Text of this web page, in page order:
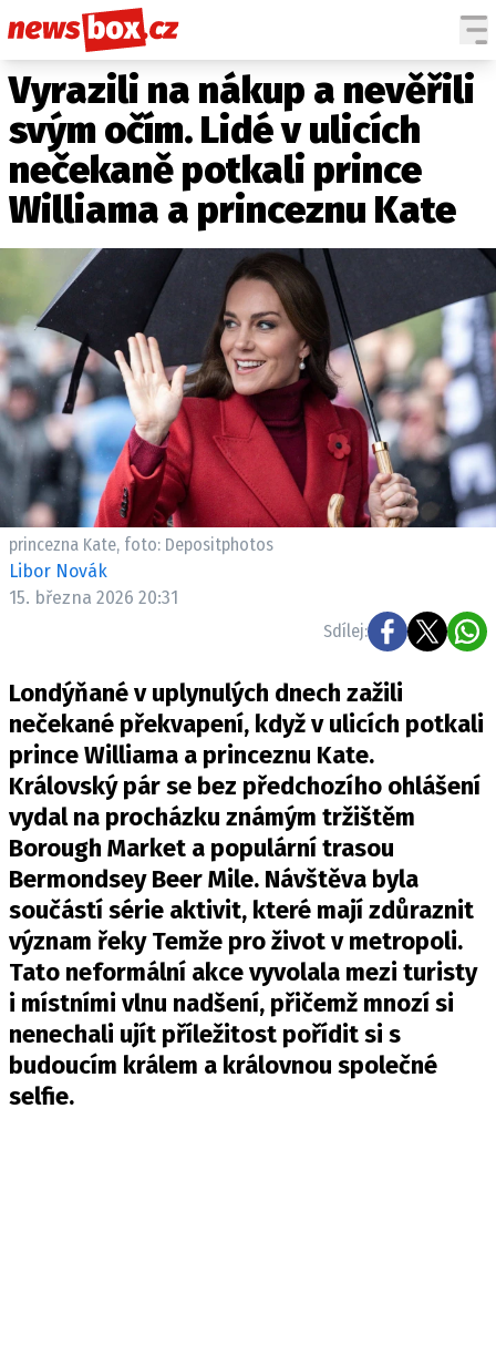
DOMÁCÍ
ZAHRANIČÍ
POČASÍ
KRIMI
EKONOMIKA
KULTURA
SPOLEČNOST
SPORT
ČESKÉ CELEBRITY
SVĚTOVÉ CELEBRITY
SLEDUJTE NÁS NA
Máte příběh, fotku nebo video?
Pošlete e-mail na newsbox.cz
VYDAVATEL
INZERCE
OSOBNÍ ÚDAJE / COOKIES
VOLNÁ MÍSTA
Provozovatelem serveru newsbox.cz je
INCORP MEDIA GROUP s.r.o., IČ: 118 23 054
Vyrazili na nákup a nevěřili
svým očím. Lidé v ulicích
nečekaně potkali prince
Williama a princeznu Kate
princezna Kate, foto: Depositphotos
Libor Novák
15. března 2026 20:31
Sdílej:
Londýňané v uplynulých dnech zažili
nečekané překvapení, když v ulicích potkali
prince Williama a princeznu Kate.
Královský pár se bez předchozího ohlášení
vydal na procházku známým tržištěm
Borough Market a populární trasou
Bermondsey Beer Mile. Návštěva byla
součástí série aktivit, které mají zdůraznit
význam řeky Temže pro život v metropoli.
Tato neformální akce vyvolala mezi turisty
i místními vlnu nadšení, přičemž mnozí si
nenechali ujít příležitost pořídit si s
budoucím králem a královnou společné
selfie.